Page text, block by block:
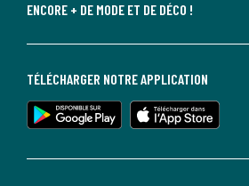
ENCORE + DE MODE ET DE DÉCO !
TÉLÉCHARGER NOTRE APPLICATION